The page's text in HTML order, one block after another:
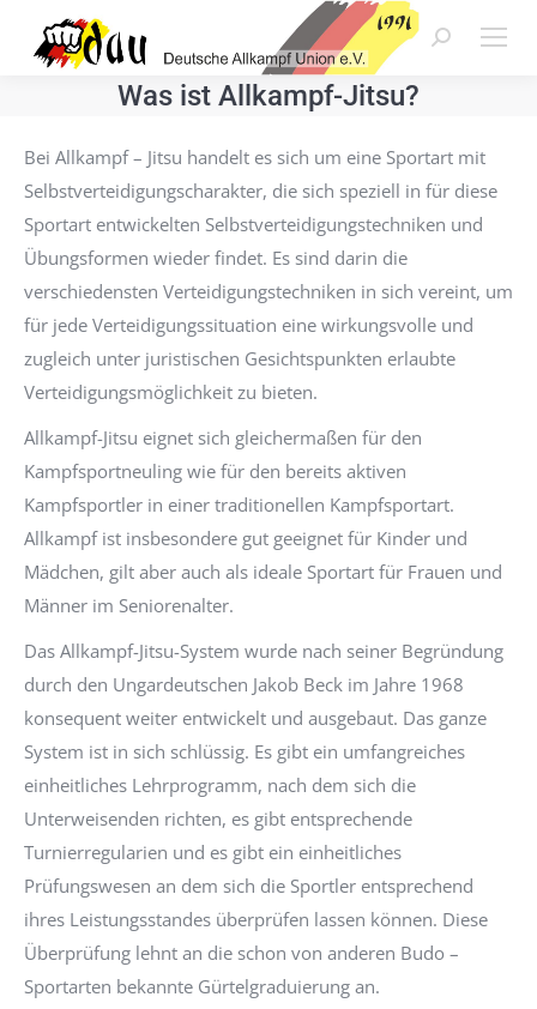
Search:
Was ist Allkampf-Jitsu?
Bei Allkampf – Jitsu handelt es sich um eine Sportart mit
Selbstverteidigungscharakter, die sich speziell in für diese
Sportart entwickelten Selbstverteidigungstechniken und
Übungsformen wieder findet. Es sind darin die
verschiedensten Verteidigungstechniken in sich vereint, um
für jede Verteidigungssituation eine wirkungsvolle und
zugleich unter juristischen Gesichtspunkten erlaubte
Verteidigungsmöglichkeit zu bieten.
Allkampf-Jitsu eignet sich gleichermaßen für den
Kampfsportneuling wie für den bereits aktiven
Kampfsportler in einer traditionellen Kampfsportart.
Allkampf ist insbesondere gut geeignet für Kinder und
Mädchen, gilt aber auch als ideale Sportart für Frauen und
Männer im Seniorenalter.
Das Allkampf-Jitsu-System wurde nach seiner Begründung
durch den Ungardeutschen Jakob Beck im Jahre 1968
konsequent weiter entwickelt und ausgebaut. Das ganze
System ist in sich schlüssig. Es gibt ein umfangreiches
einheitliches Lehrprogramm, nach dem sich die
Unterweisenden richten, es gibt entsprechende
Turnierregularien und es gibt ein einheitliches
Prüfungswesen an dem sich die Sportler entsprechend
ihres Leistungsstandes überprüfen lassen können. Diese
Überprüfung lehnt an die schon von anderen Budo –
Sportarten bekannte Gürtelgraduierung an.